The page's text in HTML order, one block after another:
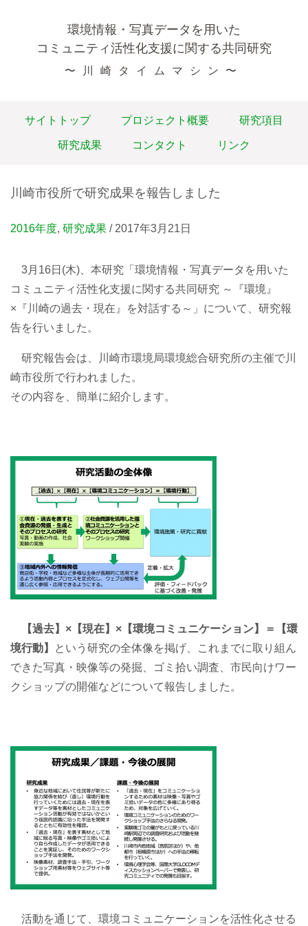
環境情報・写真データを用いた
コミュニティ活性化支援に関する共同研究
〜川崎タイムマシン〜
サイトトップ プロジェクト概要 研究項目
研究成果 コンタクト リンク
川崎市役所で研究成果を報告しました
2016年度, 研究成果 / 2017年3月21日
3月16日(木)、本研究「環境情報・写真データを用いた
コミュニティ活性化支援に関する共同研究 ～『環境』
×『川崎の過去・現在』を対話する～」について、研究報
告を行いました。
研究報告会は、川崎市環境局環境総合研究所の主催で川
崎市役所で行われました。
その内容を、簡単に紹介します。
【過去】×【現在】×【環境コミュニケーション】＝【環
境行動】
という研究の全体像を掲げ、これまでに取り組ん
できた写真・映像等の発掘、ゴミ拾い調査、市民向けワー
クショップの開催などについて報告しました。
活動を通じて、環境コミュニケーションを活性化させる